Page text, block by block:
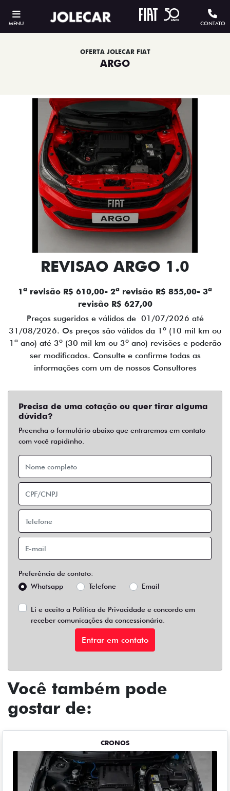
MENU CONTATO
OFERTA JOLECAR FIAT
ARGO
REVISAO ARGO 1.0
1ª revisão R$ 610,00- 2ª revisão R$ 855,00- 3ª
revisão R$ 627,00
Preços sugeridos e válidos de 01/07/2026 até
31/08/2026. Os preços são válidos da 1º (10 mil km ou
1ª ano) até 3º (30 mil km ou 3º ano) revisões e poderão
ser modificados. Consulte e confirme todas as
informações com um de nossos Consultores
Precisa de uma cotação ou quer tirar alguma
dúvida?
Preencha o formulário abaixo que entraremos em contato
com você rapidinho.
Preferência de contato:
Whatsapp
Telefone Email
Li e aceito a Política de Privacidade e concordo em
receber comunicações da concessionária.
Entrar em contato
Você também pode
gostar de:
CRONOS